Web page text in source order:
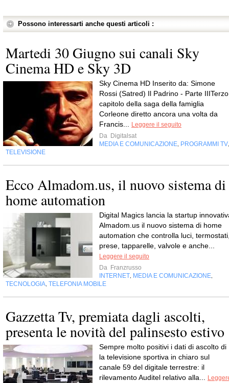
Possono interessarti anche questi articoli :
Martedi 30 Giugno sui canali Sky
Cinema HD e Sky 3D
Sky Cinema HD Inserito da: Simone
Rossi (Satred) Il Padrino - Parte IIITerzo
capitolo della saga della famiglia
Corleone diretto ancora una volta da
Francis...
Leggere il seguito
Da Digitalsat
MEDIA E COMUNICAZIONE PROGRAMMI TV
TELEVISIONE
Ecco Almadom.us, il nuovo sistema di
home automation
Digital Magics lancia la startup
Almadom.us il nuovo sistema di home
automation che controlla luci,
prese, tapparelle, valvole e anche...
Leggere il seguito
Da Franzrusso
INTERNET MEDIA E COMUNICAZIONE
TECNOLOGIA TELEFONIA MOBILE
Gazzetta Tv, premiata dagli ascolti,
presenta le novità del palinsesto estivo
Sempre molto positivi i dati di ascolto di
la televisione sportiva in chiaro sul
canale 59 del digitale terrestre: il
rilevamento Auditel relativo alla...